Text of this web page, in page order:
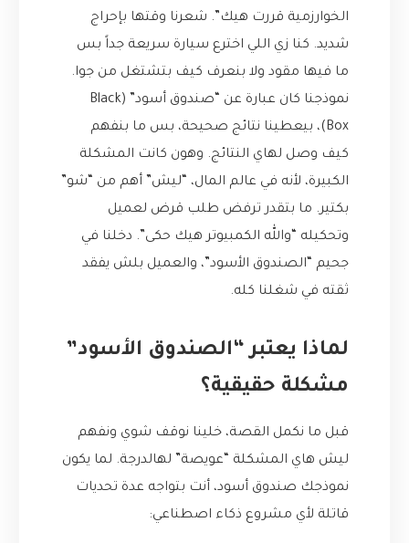
الخوارزمية قررت هيك”. شعرنا وقتها بإحراج
شديد. كنا زي اللي اخترع سيارة سريعة جداً بس
ما فيها مقود ولا بنعرف كيف بتشتغل من جوا.
نموذجنا كان عبارة عن “صندوق أسود” (Black
Box)، بيعطينا نتائج صحيحة، بس ما بنفهم
كيف وصل لهاي النتائج. وهون كانت المشكلة
الكبيرة، لأنه في عالم المال، “ليش” أهم من “شو”
بكتير. ما بتقدر ترفض طلب قرض لعميل
وتحكيله “والله الكمبيوتر هيك حكى”. دخلنا في
جحيم “الصندوق الأسود”، والعميل بلش يفقد
ثقته في شغلنا كله.
لماذا يعتبر “الصندوق الأسود”
مشكلة حقيقية؟
قبل ما نكمل القصة، خلينا نوقف شوي ونفهم
ليش هاي المشكلة “عويصة” لهالدرجة. لما يكون
نموذجك صندوق أسود، أنت بتواجه عدة تحديات
قاتلة لأي مشروع ذكاء اصطناعي: